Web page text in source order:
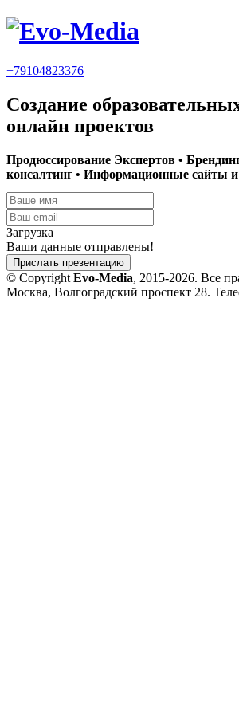
+79104823376
Создание
онлайн проектов
Продюссирование Экспертов •
консалтинг • Информационные сайты
Загрузка
Ваши данные отправлены!
Прислать презентацию
© Copyright Evo-Media, 2015-2026. Все
Москва, Волгоградский проспект 28.